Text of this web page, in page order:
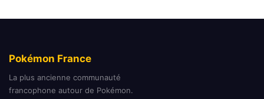
Pokémon France
La plus ancienne communauté
francophone autour de Pokémon.